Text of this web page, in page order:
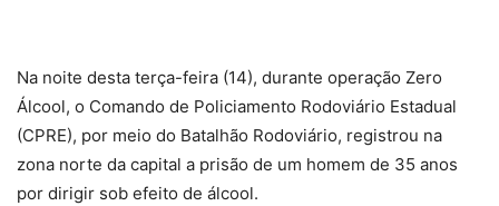
Na noite desta terça-feira (14), durante operação Zero
Álcool, o Comando de Policiamento Rodoviário Estadual
(CPRE), por meio do Batalhão Rodoviário, registrou na
zona norte da capital a prisão de um homem de 35 anos
por dirigir sob efeito de álcool.